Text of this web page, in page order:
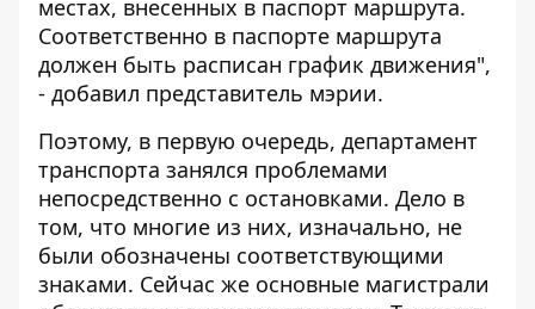
местах, внесенных в паспорт маршрута.
Соответственно в паспорте маршрута
должен быть расписан график движения",
- добавил представитель мэрии.
Поэтому, в первую очередь, департамент
транспорта занялся проблемами
непосредственно с остановками. Дело в
том, что многие из них, изначально, не
были обозначены соответствующими
знаками. Сейчас же основные магистрали